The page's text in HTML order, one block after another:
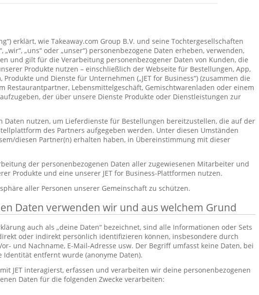
erklärt, wie Takeaway.com Group B.V. und seine Tochtergesellschaften
„wir“, „uns“ oder „unser“) personenbezogene Daten erheben, verwenden,
und gilt für die Verarbeitung personenbezogener Daten von Kunden, die
Produkte nutzen – einschließlich der Webseite für Bestellungen, App,
Produkte und Dienste für Unternehmen („JET for Business“) (zusammen die
Restaurantpartner, Lebensmittelgeschäft, Gemischtwarenladen oder einem
der über unsere Dienste Produkte oder Dienstleistungen zur
Daten nutzen, um Lieferdienste für Bestellungen bereitzustellen, die auf der
des Partners aufgegeben werden. Unter diesen Umständen
diesen Partner(n) erhalten haben, in Übereinstimmung mit dieser
der personenbezogenen Daten aller zugewiesenen Mitarbeiter und
Produkte und eine unserer JET for Business-Plattformen nutzen.
aller Personen unserer Gemeinschaft zu schützen.
Daten verwenden wir und aus welchem Grund
auch als „deine Daten“ bezeichnet, sind alle Informationen oder Sets
oder indirekt persönlich identifizieren können, insbesondere durch
und Nachname, E-Mail-Adresse usw. Der Begriff umfasst keine Daten, bei
entfernt wurde (anonyme Daten).
JET interagierst, erfassen und verarbeiten wir deine personenbezogenen
Daten für die folgenden Zwecke verarbeiten: